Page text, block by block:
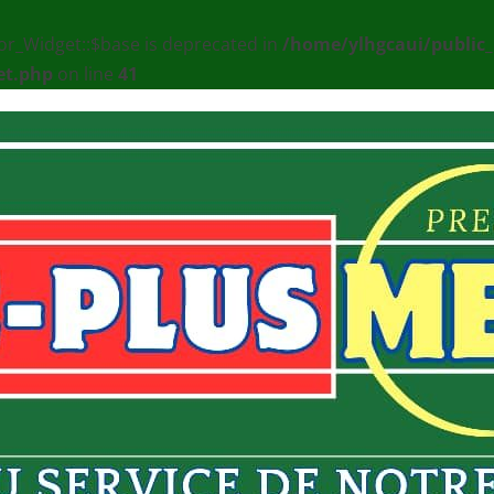
is deprecated in /home/ylhgcaui/
on line 41